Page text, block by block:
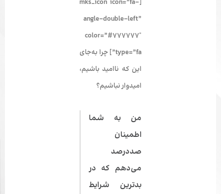
[mks_icon icon=”fa-
angle-double-left”
color=”#777777″
type=”fa”] چرا به‌جای
این که ناامید باشیم،
امیدوار نباشیم؟
من به شما
اطمینان
صددرصد
می‌دهم که در
بدترین شرایط